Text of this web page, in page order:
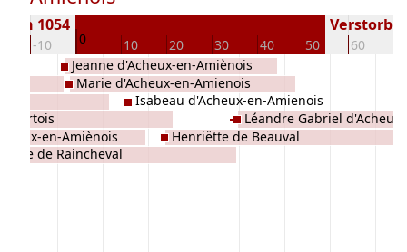
-10 0 10 20 30 40 50 60
1054
Artois
en-Amiènois
de Raincheval
Jeanne d'Acheux-en-Amiènois
Marie d'Acheux-en-Amienois
Isabeau d'Acheux-en-Amienois
Henriëtte de Beauval
Léandre Gabriel d'Acheux